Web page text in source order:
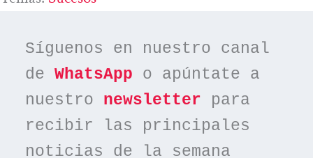
Síguenos en nuestro canal
de WhatsApp o apúntate a
nuestro newsletter para
recibir las principales
noticias de la semana